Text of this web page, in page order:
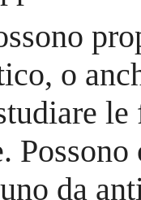
o
da